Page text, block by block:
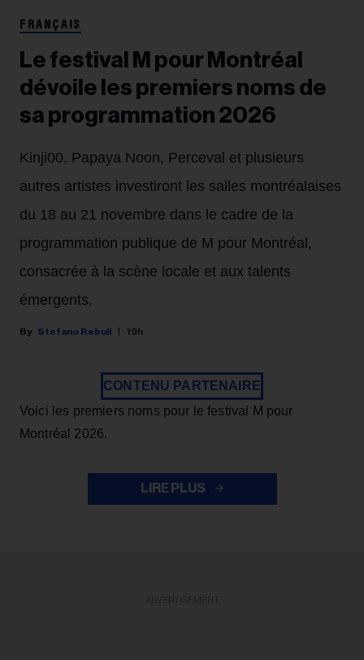
FRANÇAIS
Le festival M pour Montréal
dévoile les premiers noms de
sa programmation 2026
Kinji00, Papaya Noon, Perceval et plusieurs
autres artistes investiront les salles montréalaises
du 18 au 21 novembre dans le cadre de la
programmation publique de M pour Montréal,
consacrée à la scène locale et aux talents
émergents.
Stefano Rebuli 19h
CONTENU PARTENAIRE
Voici les premiers noms pour le festival M pour
Montréal 2026.
LIRE PLUS